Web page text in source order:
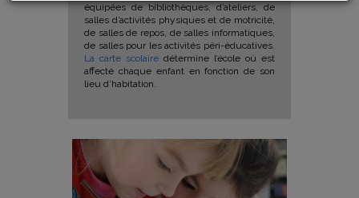
équipées de bibliothèques, d’ateliers, de
salles d’activités physiques et de motricité,
de salles de repos, de salles informatiques,
de salles pour les activités péri-éducatives.
La carte scolaire détermine l’école où est
affecté chaque enfant en fonction de son
lieu d’habitation.